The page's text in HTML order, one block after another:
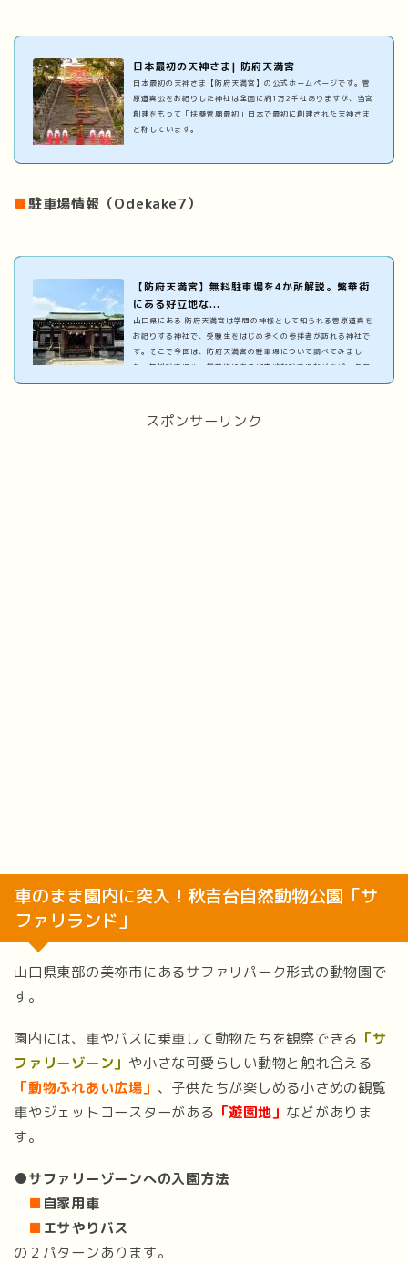
日本最初の天神さま| 防府天満宮
日本最初の天神さま【防府天満宮】の公式ホームページです。菅
原道真公をお祀りした神社は全国に約1万2千社ありますが、当宮
創建をもって「扶桑菅廟最初」日本で最初に創建された天神さま
と称しています。
■駐車場情報（Odekake7）
【防府天満宮】無料駐車場を4か所解説。繁華街
にある好立地な...
山口県にある 防府天満宮は学問の神様として知られる菅原道真を
お祀りする神社で、受験生をはじめ多くの参拝者が訪れる神社で
す。そこで今回は、防府天満宮の駐車場について調べてみまし
た。無料駐車場や、繁華街にある好立地な駐車場などをピックア
ップしています。
スポンサーリンク
車のまま園内に突入！秋吉台自然動物公園「サ
ファリランド」
山口県東部の美祢市にあるサファリパーク形式の動物園で
す。
園内には、車やバスに乗車して動物たちを観察できる 「サ
ファリーゾーン」 や小さな可愛らしい動物と触れ合える
「動物ふれあい広場」 、子供たちが楽しめる小さめの観覧
車やジェットコースターがある 「遊園地」 などがありま
す。
●サファリーゾーンへの入園方法
■自家用車
■エサやりバス
の２パターンあります。